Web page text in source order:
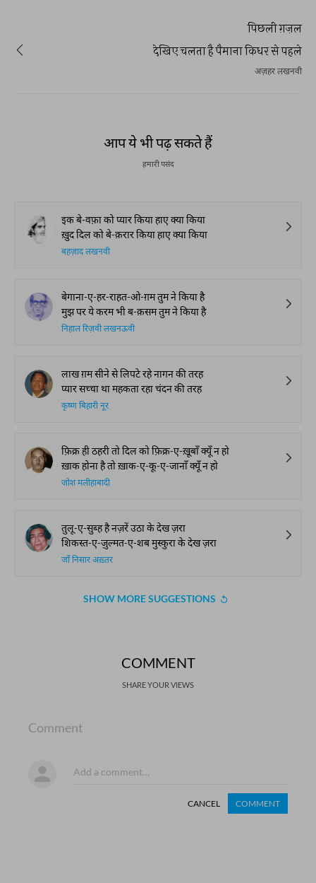
पिछली ग़ज़ल
देखिए चलता है पैमाना किधर से पहले
अज़हर लखनवी
आप ये भी पढ़ सकते हैं
हमारी पसंद
इक बे-वफ़ा को प्यार किया हाए क्या किया
ख़ुद दिल को बे-क़रार किया हाए क्या किया
बहज़ाद लखनवी
बेगाना-ए-हर-राहत-ओ-ग़म तुम ने किया है
मुझ पर ये करम भी ब-क़सम तुम ने किया है
निहाल रिज़वी लखनऊवी
लाख ग़म सीने से लिपटे रहे नागन की तरह
प्यार सच्चा था महकता रहा चंदन की तरह
कृष्ण बिहारी नूर
फ़िक्र ही ठहरी तो दिल को फ़िक्र-ए-ख़ूबाँ क्यूँ न हो
ख़ाक होना है तो ख़ाक-ए-कू-ए-जानाँ क्यूँ न हो
जोश मलीहाबादी
तुलू-ए-सुब्ह है नज़रें उठा के देख ज़रा
शिकस्त-ए-ज़ुल्मत-ए-शब मुस्कुरा के देख ज़रा
जाँ निसार अख़्तर
SHOW MORE SUGGESTIONS
COMMENT
SHARE YOUR VIEWS
Comment
CANCEL COMMENT